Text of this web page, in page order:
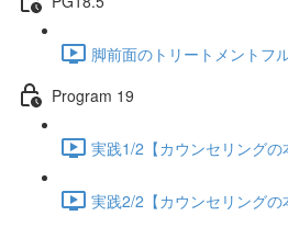
脚前面のトリートメントフ
Program 19
実践1/2【カウンセリング
実践2/2【カウンセリング